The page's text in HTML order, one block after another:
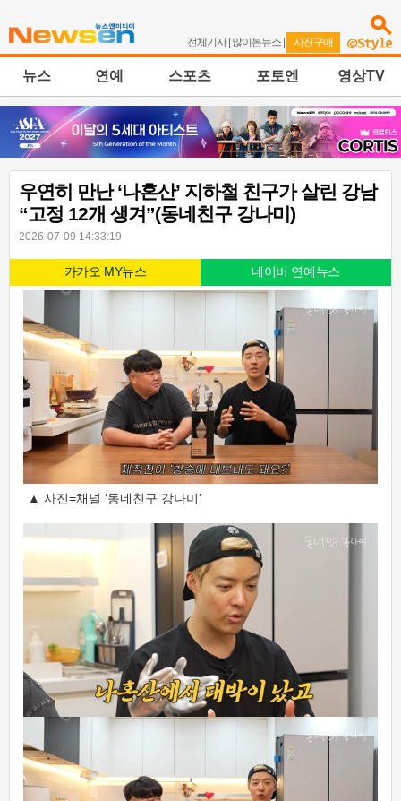
전체기사| 많이본뉴스 | 사진구매
뉴스 연예 스포츠 포토엔 영상TV
우연히 만난 ‘나혼산’ 지하철 친구가 살린 강남
“고정 12개 생겨”(동네친구 강나미)
2026-07-09 14:33:19
카카오 MY뉴스 네이버 연예뉴스
▲ 사진=채널 ‘동네친구 강나미’